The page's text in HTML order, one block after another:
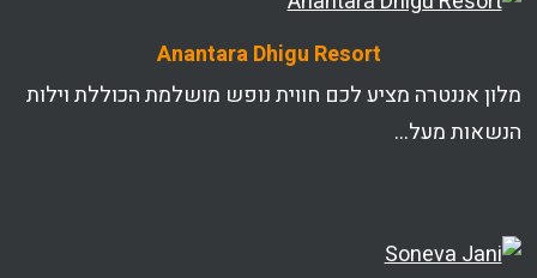
Anantara Dhigu Resort
מלון אננטרה מציע לכם חווית נופש מושלמת הכוללת וילות
הנשאות מעל…